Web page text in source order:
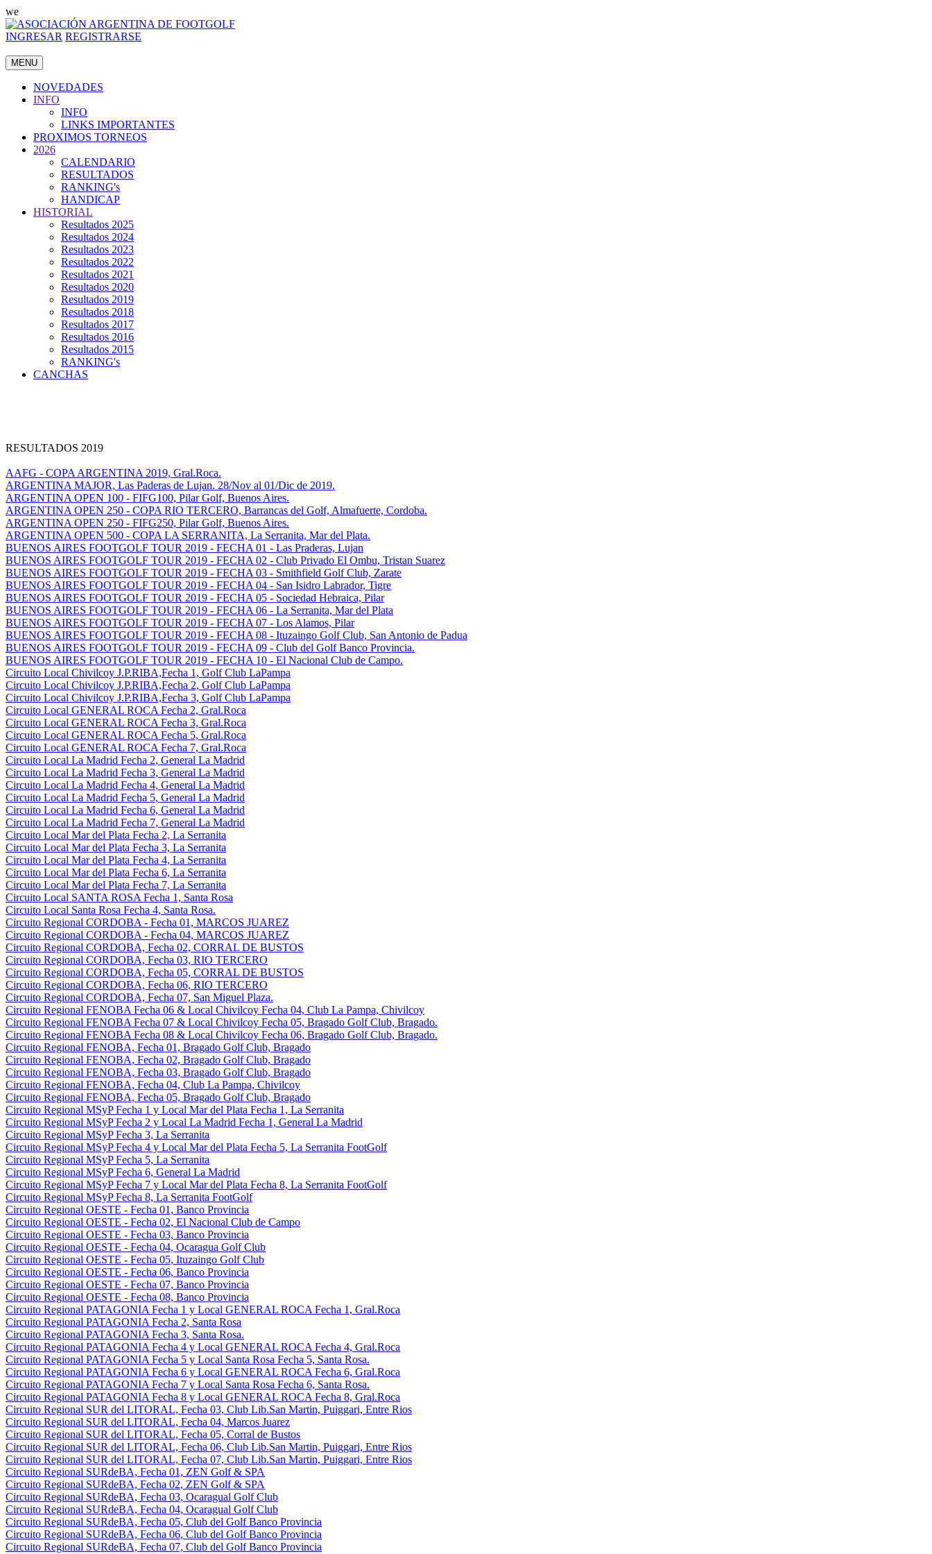
we
INGRESAR REGISTRARSE
MENU
NOVEDADES
INFO
INFO
LINKS IMPORTANTES
PROXIMOS TORNEOS
2026
CALENDARIO
RESULTADOS
RANKING's
HANDICAP
HISTORIAL
Resultados 2025
Resultados 2024
Resultados 2023
Resultados 2022
Resultados 2021
Resultados 2020
Resultados 2019
Resultados 2018
Resultados 2017
Resultados 2016
Resultados 2015
RANKING's
CANCHAS
RESULTADOS 2019
AAFG - COPA ARGENTINA 2019, Gral.Roca.
ARGENTINA MAJOR, Las Paderas de Lujan. 28/Nov al 01/Dic de 2019.
ARGENTINA OPEN 100 - FIFG100, Pilar Golf, Buenos Aires.
ARGENTINA OPEN 250 - COPA RIO TERCERO, Barrancas del Golf, Almafuerte, Cordoba.
ARGENTINA OPEN 250 - FIFG250, Pilar Golf, Buenos Aires.
ARGENTINA OPEN 500 - COPA LA SERRANITA, La Serranita, Mar del Plata.
BUENOS AIRES FOOTGOLF TOUR 2019 - FECHA 01 - Las Praderas, Lujan
BUENOS AIRES FOOTGOLF TOUR 2019 - FECHA 02 - Club Privado El Ombu, Tristan Suarez
BUENOS AIRES FOOTGOLF TOUR 2019 - FECHA 03 - Smithfield Golf Club, Zarate
BUENOS AIRES FOOTGOLF TOUR 2019 - FECHA 04 - San Isidro Labrador, Tigre
BUENOS AIRES FOOTGOLF TOUR 2019 - FECHA 05 - Sociedad Hebraica, Pilar
BUENOS AIRES FOOTGOLF TOUR 2019 - FECHA 06 - La Serranita, Mar del Plata
BUENOS AIRES FOOTGOLF TOUR 2019 - FECHA 07 - Los Alamos, Pilar
BUENOS AIRES FOOTGOLF TOUR 2019 - FECHA 08 - Ituzaingo Golf Club, San Antonio de Padua
BUENOS AIRES FOOTGOLF TOUR 2019 - FECHA 09 - Club del Golf Banco Provincia.
BUENOS AIRES FOOTGOLF TOUR 2019 - FECHA 10 - El Nacional Club de Campo.
Circuito Local Chivilcoy J.P.RIBA,Fecha 1, Golf Club LaPampa
Circuito Local Chivilcoy J.P.RIBA,Fecha 2, Golf Club LaPampa
Circuito Local Chivilcoy J.P.RIBA,Fecha 3, Golf Club LaPampa
Circuito Local GENERAL ROCA Fecha 2, Gral.Roca
Circuito Local GENERAL ROCA Fecha 3, Gral.Roca
Circuito Local GENERAL ROCA Fecha 5, Gral.Roca
Circuito Local GENERAL ROCA Fecha 7, Gral.Roca
Circuito Local La Madrid Fecha 2, General La Madrid
Circuito Local La Madrid Fecha 3, General La Madrid
Circuito Local La Madrid Fecha 4, General La Madrid
Circuito Local La Madrid Fecha 5, General La Madrid
Circuito Local La Madrid Fecha 6, General La Madrid
Circuito Local La Madrid Fecha 7, General La Madrid
Circuito Local Mar del Plata Fecha 2, La Serranita
Circuito Local Mar del Plata Fecha 3, La Serranita
Circuito Local Mar del Plata Fecha 4, La Serranita
Circuito Local Mar del Plata Fecha 6, La Serranita
Circuito Local Mar del Plata Fecha 7, La Serranita
Circuito Local SANTA ROSA Fecha 1, Santa Rosa
Circuito Local Santa Rosa Fecha 4, Santa Rosa.
Circuito Regional CORDOBA - Fecha 01, MARCOS JUAREZ
Circuito Regional CORDOBA - Fecha 04, MARCOS JUAREZ
Circuito Regional CORDOBA, Fecha 02, CORRAL DE BUSTOS
Circuito Regional CORDOBA, Fecha 03, RIO TERCERO
Circuito Regional CORDOBA, Fecha 05, CORRAL DE BUSTOS
Circuito Regional CORDOBA, Fecha 06, RIO TERCERO
Circuito Regional CORDOBA, Fecha 07, San Miguel Plaza.
Circuito Regional FENOBA Fecha 06 & Local Chivilcoy Fecha 04, Club La Pampa, Chivilcoy
Circuito Regional FENOBA Fecha 07 & Local Chivilcoy Fecha 05, Bragado Golf Club, Bragado.
Circuito Regional FENOBA Fecha 08 & Local Chivilcoy Fecha 06, Bragado Golf Club, Bragado.
Circuito Regional FENOBA, Fecha 01, Bragado Golf Club, Bragado
Circuito Regional FENOBA, Fecha 02, Bragado Golf Club, Bragado
Circuito Regional FENOBA, Fecha 03, Bragado Golf Club, Bragado
Circuito Regional FENOBA, Fecha 04, Club La Pampa, Chivilcoy
Circuito Regional FENOBA, Fecha 05, Bragado Golf Club, Bragado
Circuito Regional MSyP Fecha 1 y Local Mar del Plata Fecha 1, La Serranita
Circuito Regional MSyP Fecha 2 y Local La Madrid Fecha 1, General La Madrid
Circuito Regional MSyP Fecha 3, La Serranita
Circuito Regional MSyP Fecha 4 y Local Mar del Plata Fecha 5, La Serranita FootGolf
Circuito Regional MSyP Fecha 5, La Serranita
Circuito Regional MSyP Fecha 6, General La Madrid
Circuito Regional MSyP Fecha 7 y Local Mar del Plata Fecha 8, La Serranita FootGolf
Circuito Regional MSyP Fecha 8, La Serranita FootGolf
Circuito Regional OESTE - Fecha 01, Banco Provincia
Circuito Regional OESTE - Fecha 02, El Nacional Club de Campo
Circuito Regional OESTE - Fecha 03, Banco Provincia
Circuito Regional OESTE - Fecha 04, Ocaragua Golf Club
Circuito Regional OESTE - Fecha 05, Ituzaingo Golf Club
Circuito Regional OESTE - Fecha 06, Banco Provincia
Circuito Regional OESTE - Fecha 07, Banco Provincia
Circuito Regional OESTE - Fecha 08, Banco Provincia
Circuito Regional PATAGONIA Fecha 1 y Local GENERAL ROCA Fecha 1, Gral.Roca
Circuito Regional PATAGONIA Fecha 2, Santa Rosa
Circuito Regional PATAGONIA Fecha 3, Santa Rosa.
Circuito Regional PATAGONIA Fecha 4 y Local GENERAL ROCA Fecha 4, Gral.Roca
Circuito Regional PATAGONIA Fecha 5 y Local Santa Rosa Fecha 5, Santa Rosa.
Circuito Regional PATAGONIA Fecha 6 y Local GENERAL ROCA Fecha 6, Gral.Roca
Circuito Regional PATAGONIA Fecha 7 y Local Santa Rosa Fecha 6, Santa Rosa.
Circuito Regional PATAGONIA Fecha 8 y Local GENERAL ROCA Fecha 8, Gral.Roca
Circuito Regional SUR del LITORAL, Fecha 03, Club Lib.San Martin, Puiggari, Entre Rios
Circuito Regional SUR del LITORAL, Fecha 04, Marcos Juarez
Circuito Regional SUR del LITORAL, Fecha 05, Corral de Bustos
Circuito Regional SUR del LITORAL, Fecha 06, Club Lib.San Martin, Puiggari, Entre Rios
Circuito Regional SUR del LITORAL, Fecha 07, Club Lib.San Martin, Puiggari, Entre Rios
Circuito Regional SURdeBA, Fecha 01, ZEN Golf & SPA
Circuito Regional SURdeBA, Fecha 02, ZEN Golf & SPA
Circuito Regional SURdeBA, Fecha 03, Ocaragual Golf Club
Circuito Regional SURdeBA, Fecha 04, Ocaragual Golf Club
Circuito Regional SURdeBA, Fecha 05, Club del Golf Banco Provincia
Circuito Regional SURdeBA, Fecha 06, Club del Golf Banco Provincia
Circuito Regional SURdeBA, Fecha 07, Club del Golf Banco Provincia